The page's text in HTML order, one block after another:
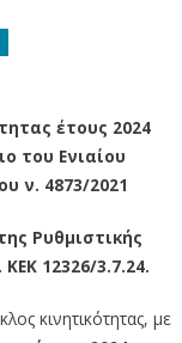
έτους 2024
του Ενιαίου
ν. 4873/2021
Ρυθμιστικής
12326/3.7.24.
κινητικότητας, με